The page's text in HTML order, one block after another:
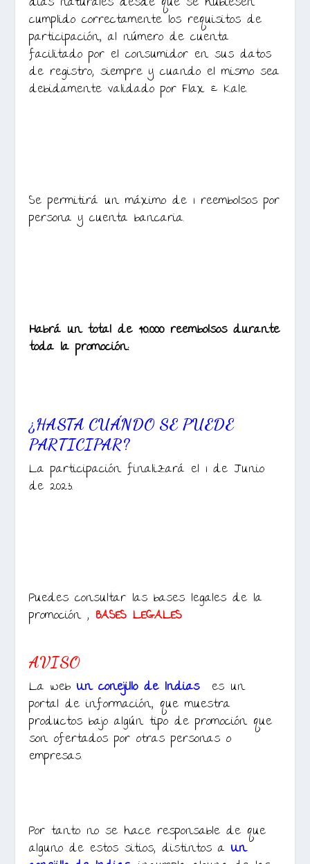
cumplido correctamente los requisitos de
participación, al número de cuenta
facilitado por el consumidor en sus datos
de registro, siempre y cuando el mismo sea
debidamente validado por Flax & Kale.
Se permitirá un máximo de 1 reembolsos por
persona y cuenta bancaria.
Habrá un total de 40.000 reembolsos durante
toda la promoción:
¿HASTA CUÁNDO SE PUEDE
PARTICIPAR?
La participación finalizará el 1 de Junio
de 2023.
Puedes consultar las bases legales de la
promoción , BASES LEGALES
AVISO
La webUn conejillo de Indias es un
portal de información, que muestra
productos bajo algún tipo de promoción que
son ofertados por otras personas o
empresas.
Por tanto no se hace responsable de que
alguno de estos sitios, distintos aUn